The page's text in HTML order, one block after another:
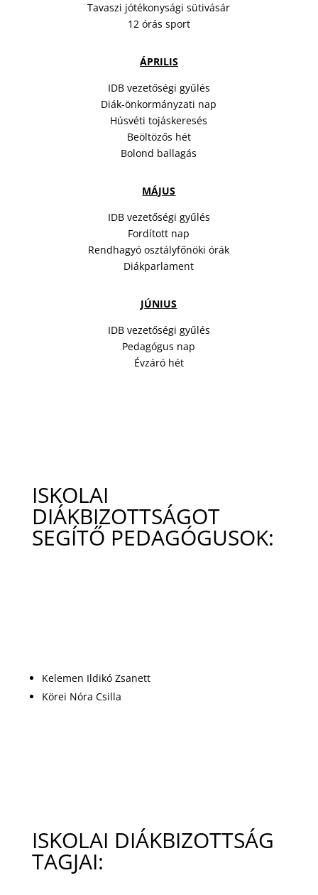
Tavaszi jótékonysági sütivásár
12 órás sport
ÁPRILIS
IDB vezetőségi gyűlés
Diák-önkormányzati nap
Húsvéti tojáskeresés
Beöltözős hét
Bolond ballagás
MÁJUS
IDB vezetőségi gyűlés
Fordított nap
Rendhagyó osztályfőnöki órák
Diákparlament
JÚNIUS
IDB vezetőségi gyűlés
Pedagógus nap
Évzáró hét
ISKOLAI
DIÁKBIZOTTSÁGOT
SEGÍTŐ PEDAGÓGUSOK:
Kelemen Ildikó Zsanett
Körei Nóra Csilla
ISKOLAI DIÁKBIZOTTSÁG
TAGJAI: